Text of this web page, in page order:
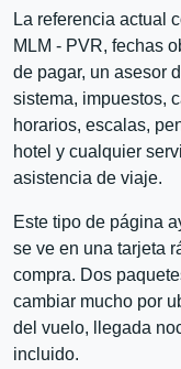
La referencia actual
MLM - PVR, fechas
de pagar, un asesor
sistema, impuestos,
horarios, escalas,
hotel y cualquier
asistencia de viaje.
Este tipo de página
se ve en una tarjeta
compra. Dos
cambiar mucho por
del vuelo, llegada
incluido.